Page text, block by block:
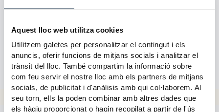
Aquest lloc web utilitza cookies
Utilitzem galetes per personalitzar el contingut i els
anuncis, oferir funcions de mitjans socials i analitzar el
trànsit del lloc. També compartim la informació sobre
com feu servir el nostre lloc amb els partners de mitjans
socials, de publicitat i d'anàlisis amb qui col·laborem. Al
seu torn, ells la poden combinar amb altres dades que
els hàgiu proporcionat o hagin recopilat a partir de l'ús
Decret del 7-10-2020 pel qual s’aprova el pla
d’estudis del bàtxelor en dret de la Universitas
Europaea IMF